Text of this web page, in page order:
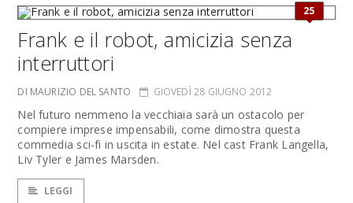
25
Frank e il robot, amicizia senza
interruttori
DI MAURIZIO DEL SANTO GIOVEDÌ 28 GIUGNO 2012
Nel futuro nemmeno la vecchiaia sarà un ostacolo per
compiere imprese impensabili, come dimostra questa
commedia sci-fi in uscita in estate. Nel cast Frank Langella,
Liv Tyler e James Marsden.
LEGGI